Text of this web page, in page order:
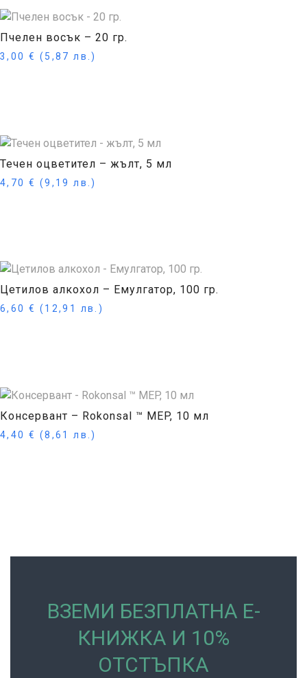
Пчелен восък – 20 гр.
3,00 € (5,87 лв.)
Течен оцветител – жълт, 5 мл
4,70 € (9,19 лв.)
Цетилов алкохол – Емулгатор, 100 гр.
6,60 € (12,91 лв.)
Консервант – Rokonsal ™ MEP, 10 мл
4,40 € (8,61 лв.)
ВЗЕМИ БЕЗПЛАТНА Е-
КНИЖКА И 10%
ОТСТЪПКА